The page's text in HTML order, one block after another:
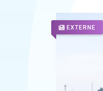
EXTERNE